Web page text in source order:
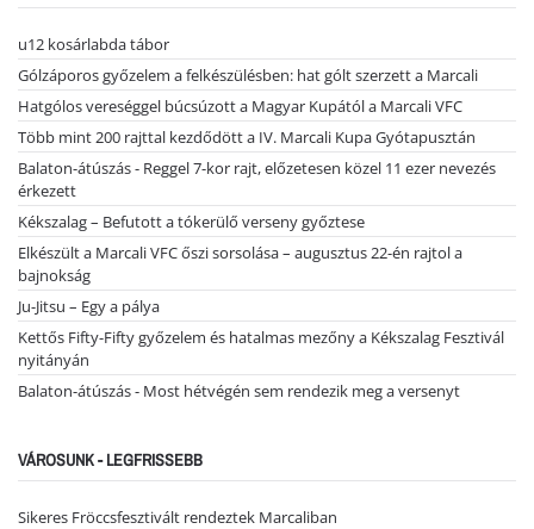
u12 kosárlabda tábor
Gólzáporos győzelem a felkészülésben: hat gólt szerzett a Marcali
Hatgólos vereséggel búcsúzott a Magyar Kupától a Marcali VFC
Több mint 200 rajttal kezdődött a IV. Marcali Kupa Gyótapusztán
Balaton-átúszás - Reggel 7-kor rajt, előzetesen közel 11 ezer nevezés
érkezett
Kékszalag – Befutott a tókerülő verseny győztese
Elkészült a Marcali VFC őszi sorsolása – augusztus 22-én rajtol a
bajnokság
Ju-Jitsu – Egy a pálya
Kettős Fifty-Fifty győzelem és hatalmas mezőny a Kékszalag Fesztivál
nyitányán
Balaton-átúszás - Most hétvégén sem rendezik meg a versenyt
VÁROSUNK - LEGFRISSEBB
Sikeres Fröccsfesztivált rendeztek Marcaliban